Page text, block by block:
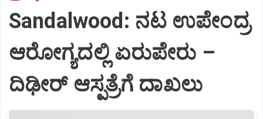
Sandalwood: ನಟ ಉಪೇಂದ್ರ
ಆರೋಗ್ಯದಲ್ಲಿ ಏರುಪೇರು –
ದಿಢೀರ್ ಆಸ್ಪತ್ರೆಗೆ ದಾಖಲು